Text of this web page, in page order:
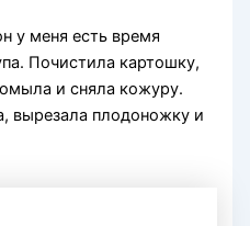
у меня есть время
Почистила картошку,
и сняла кожуру.
вырезала плодоножку и